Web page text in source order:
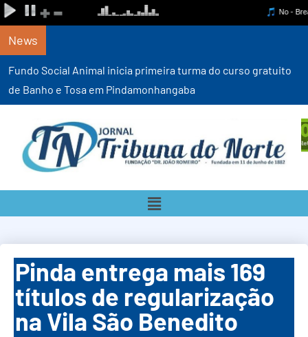
News
Fundo Social Animal inicia primeira turma do curso gratuito
de Banho e Tosa em Pindamonhangaba
Pinda entrega mais 169
títulos de regularização
na Vila São Benedito